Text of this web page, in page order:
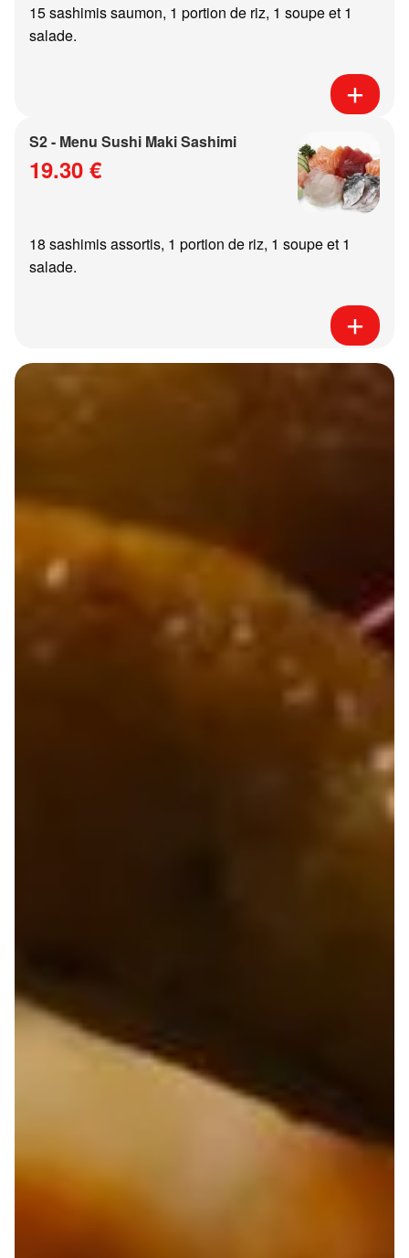
15 sashimis saumon, 1 portion de riz, 1 soupe et 1
salade.
S2 - Menu Sushi Maki Sashimi
19.30 €
18 sashimis assortis, 1 portion de riz, 1 soupe et 1
salade.